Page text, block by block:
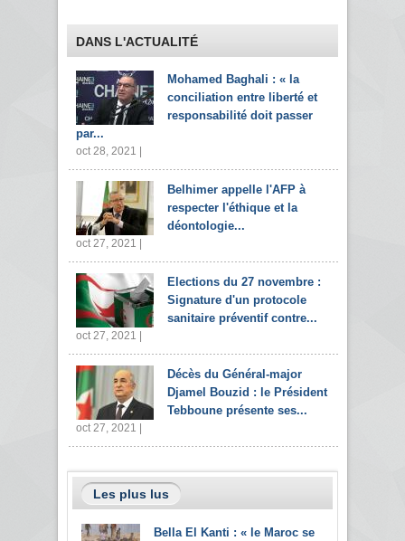
DANS L'ACTUALITÉ
Mohamed Baghali : « la
conciliation entre liberté et
responsabilité doit passer
par...
oct 28, 2021 |
Belhimer appelle l'AFP à
respecter l'éthique et la
déontologie...
oct 27, 2021 |
Elections du 27 novembre :
Signature d'un protocole
sanitaire préventif contre...
oct 27, 2021 |
Décès du Général-major
Djamel Bouzid : le Président
Tebboune présente ses...
oct 27, 2021 |
Les plus lus
Bella El Kanti : « le Maroc se